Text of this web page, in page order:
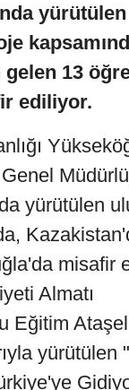
yürütülen
13
ediliyor.
yürütülen
misafir
Almatı
Eğitim
yürütülen